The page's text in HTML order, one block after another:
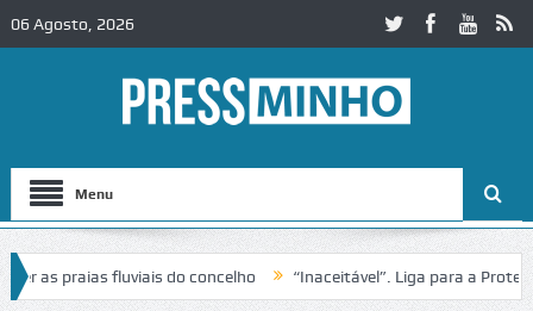
06 Agosto, 2026
Menu
praias fluviais do concelho “Inaceitável”. Liga para a Proteção